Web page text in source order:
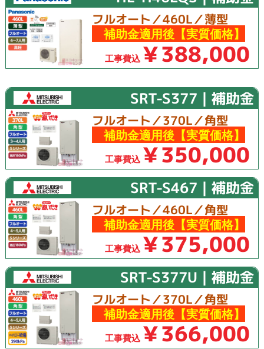
フルオート／460L／薄型
補助金適用後【実質価格】
工事費込 ￥388,000
SRT-S377｜補助金
フルオート／370L／角型
補助金適用後【実質価格】
工事費込 ￥350,000
SRT-S467｜補助金
フルオート／460L／角型
補助金適用後【実質価格】
工事費込 ￥375,000
SRT-S377U｜補助金
フルオート／370L／角型
補助金適用後【実質価格】
工事費込 ￥366,000